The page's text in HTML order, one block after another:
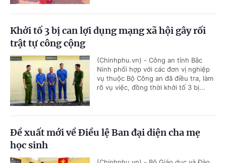
Khởi tố 3 bị can lợi dụng mạng xã hội gây rối
trật tự công cộng
(Chinhphu.vn) - Công an tỉnh Bắc
Ninh phối hợp với các đơn vị nghiệp
vụ thuộc Bộ Công an đã điều tra, làm
rõ vụ việc, đồng thời khởi tố 3 bị...
Đề xuất mới về Điều lệ Ban đại diện cha mẹ
học sinh